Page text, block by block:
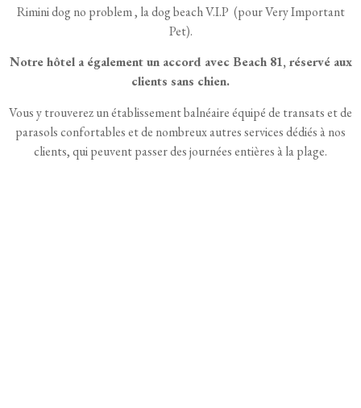
Rimini dog no problem , la dog beach V.I.P (pour Very Important
Pet).
Notre hôtel a également un accord avec Beach 81, réservé aux
clients sans chien.
Vous y trouverez un établissement balnéaire équipé de transats et de
parasols confortables et de nombreux autres services dédiés à nos
clients, qui peuvent passer des journées entières à la plage.